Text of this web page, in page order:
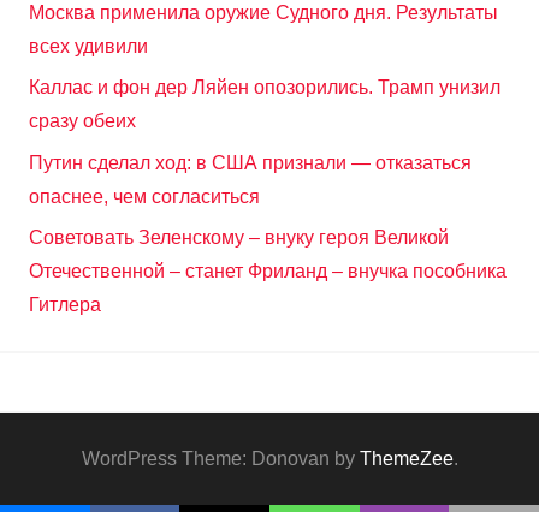
Москва применила оружие Судного дня. Результаты
всех удивили
Каллас и фон дер Ляйен опозорились. Трамп унизил
сразу обеих
Путин сделал ход: в США признали — отказаться
опаснее, чем согласиться
Советовать Зеленскому – внуку героя Великой
Отечественной – станет Фриланд – внучка пособника
Гитлера
WordPress Theme: Donovan by ThemeZee.